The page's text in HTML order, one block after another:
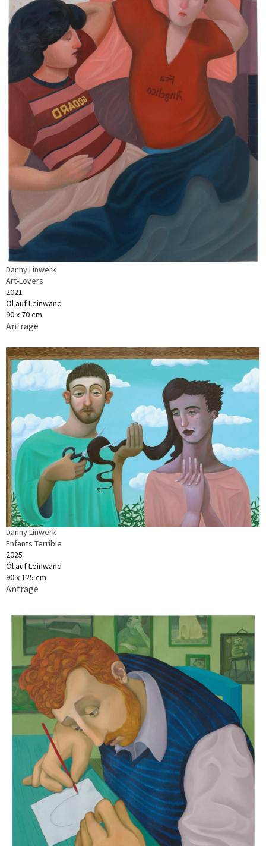
Danny Linwerk
Art-Lovers
2021
Öl auf Leinwand
90 x 70 cm
Anfrage
Danny Linwerk
Enfants Terrible
2025
Öl auf Leinwand
90 x 125 cm
Anfrage